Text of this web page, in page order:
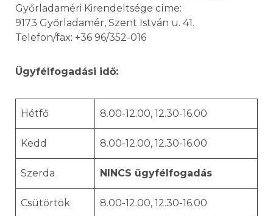
Győrladaméri Kirendeltsége címe:
9173 Győrladamér, Szent István u. 41.
Telefon/fax: +36 96/352-016
Ügyfélfogadási idő:
Hétfő 8.00-12.00, 12.30-16.00
Kedd 8.00-12.00, 12.30-16.00
Szerda NINCS ügyfélfogadás
Csütörtök 8.00-12.00, 12.30-16.00